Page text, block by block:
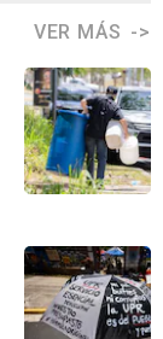
VER MÁS